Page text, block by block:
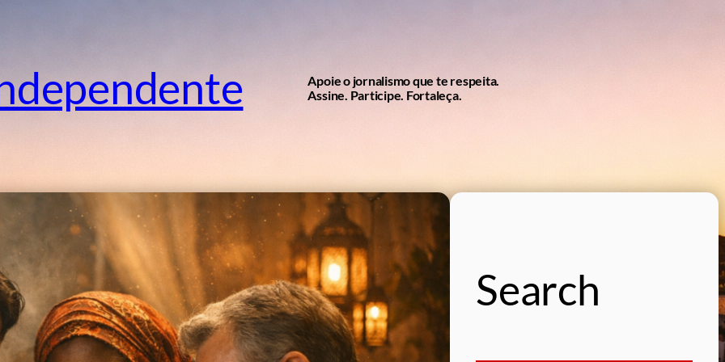
Apoie o jornalismo que te respeita.
Assine. Participe. Fortaleça.
Search